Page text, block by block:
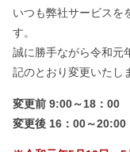
いつも弊社サービスを
す。
誠に勝手ながら令和元
記のとおり変更いたし
変更前 9:00～18：00
変更後 16：00～20:00